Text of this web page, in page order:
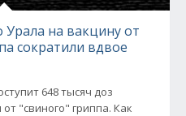
на вакцину от
сократили вдвое
648 тысяч доз
"свиного" гриппа. Как